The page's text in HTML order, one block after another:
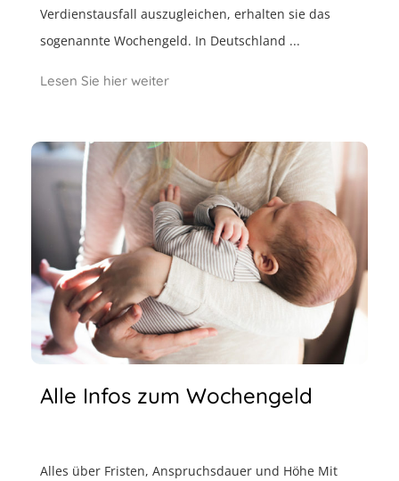
Verdienstausfall auszugleichen, erhalten sie das
sogenannte Wochengeld. In Deutschland ...
Lesen Sie hier weiter
Alle Infos zum Wochengeld
Alles über Fristen, Anspruchsdauer und Höhe Mit